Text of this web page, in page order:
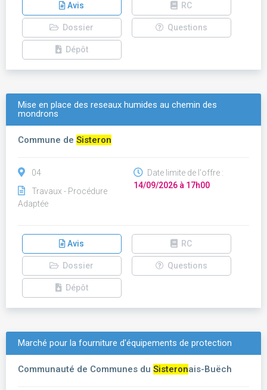
Avis RC
Dossier Questions
Dépôt
Mise en place des reseaux humides au chemin des
mondrons
Commune de Sisteron
04
Travaux - Procédure
Adaptée
Date limite de l'offre :
14/09/2026 à 17h00
Avis RC
Dossier Questions
Dépôt
Marché pour la fourniture d'équipements de protection
Communauté de Communes du Sisteronais-Buëch